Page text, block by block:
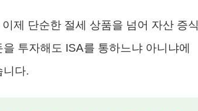
제 단순한 절세 상품을 넘어 자산 증식
투자해도 ISA를 통하느냐 아니냐에
니다.